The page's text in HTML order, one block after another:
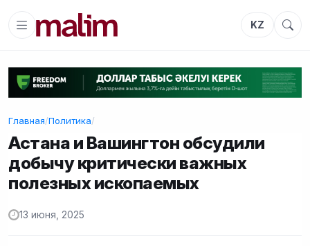
KZ
Главная/Политика/
Астана и Вашингтон обсудили
добычу критически важных
полезных ископаемых
13 июня, 2025